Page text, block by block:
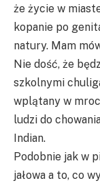
że życie w
kopanie po
natury. Mam
Nie dość, że
szkolnymi
wplątany w
ludzi do
Indian.
Podobnie jak w
jałowa a to, co